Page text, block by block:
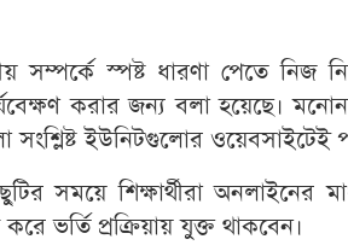
সম্পর্কে স্পষ্ট ধারণা পেতে
করার জন্য বলা হয়েছে।
সংশ্লিষ্ট ইউনিটগুলোর ওয়েবসাইটেই
সময়ে শিক্ষার্থীরা অনলাইনের
ভর্তি প্রক্রিয়ায় যুক্ত থাকবেন।